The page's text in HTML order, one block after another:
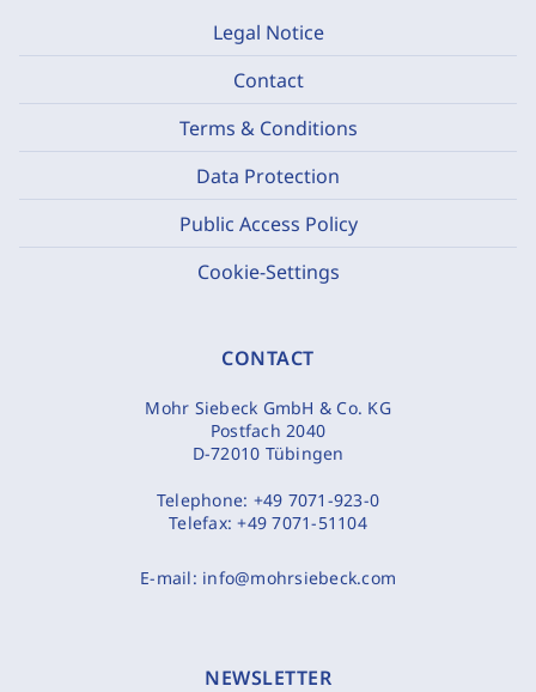
Legal Notice
Contact
Terms & Conditions
Data Protection
Public Access Policy
Cookie-Settings
CONTACT
Mohr Siebeck GmbH & Co. KG
Postfach 2040
D-72010 Tübingen
Telephone: +49 7071-923-0
Telefax:+49 7071-51104
E-mail: info@mohrsiebeck.com
NEWSLETTER